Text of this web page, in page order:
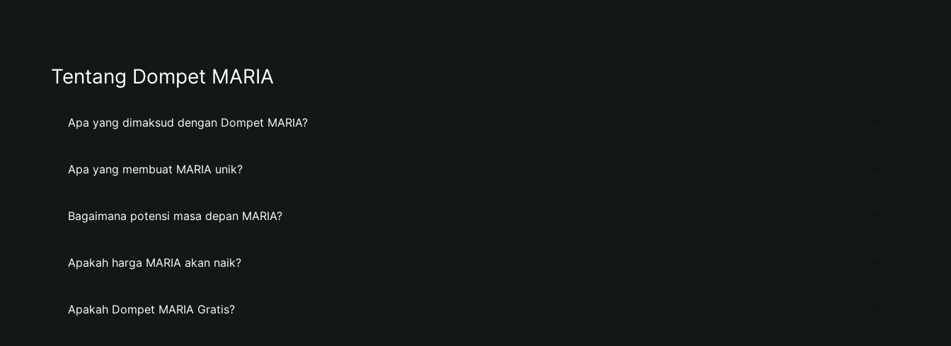
Tentang Dompet MARIA
Apa yang dimaksud dengan Dompet MARIA?
Apa yang membuat MARIA unik?
Bagaimana potensi masa depan MARIA?
Apakah harga MARIA akan naik?
Apakah Dompet MARIA Gratis?